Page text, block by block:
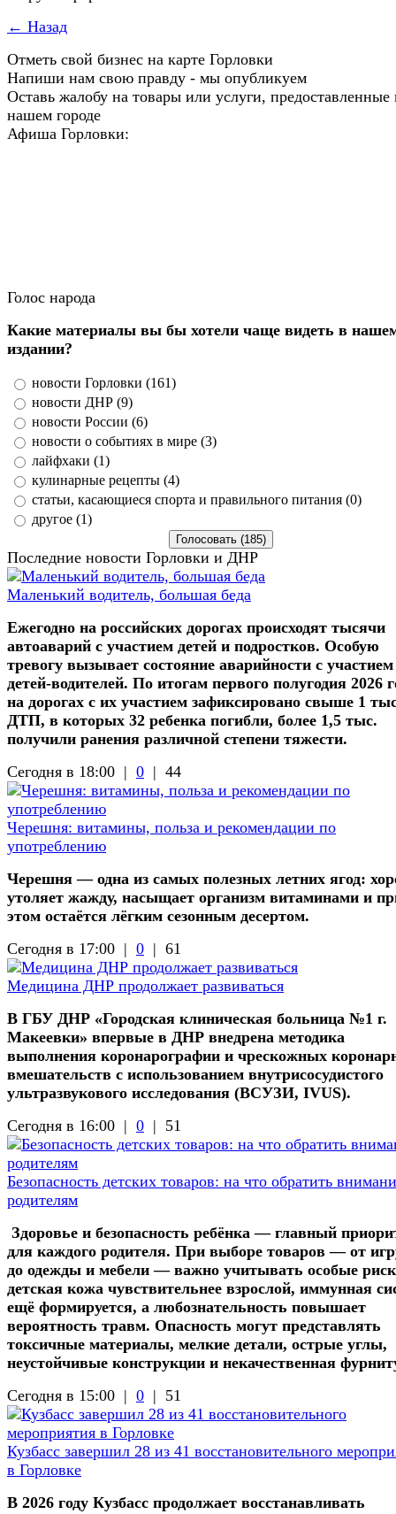
← Назад
Отметь свой бизнес на карте Горловки
Напиши нам свою правду - мы опубликуем
Оставь жалобу на товары или услуги, предоставленные
нашем городе
Афиша Горловки:
Голос народа
Какие материалы вы бы хотели чаще видеть в
издании?
новости Горловки (161)
новости ДНР (9)
новости России (6)
новости о событиях в мире (3)
лайфхаки (1)
кулинарные рецепты (4)
статьи, касающиеся спорта и правильного питания (0)
другое (1)
Последние новости Горловки и ДНР
Маленький водитель, большая беда
Ежегодно на российских дорогах происходят тысячи
автоаварий с участием детей и подростков. Особую
тревогу вызывает состояние аварийности с участием
детей-водителей. По итогам первого полугодия 2026
на дорогах с их участием зафиксировано свыше 1
ДТП, в которых 32 ребенка погибли, более 1,5 тыс.
получили ранения различной степени тяжести.
Сегодня в 18:00 | 0 | 44
Черешня: витамины, польза и рекомендации по
употреблению
Черешня — одна из самых полезных летних ягод:
утоляет жажду, насыщает организм витаминами и
этом остаётся лёгким сезонным десертом.
Сегодня в 17:00 | 0 | 61
Медицина ДНР продолжает развиваться
В ГБУ ДНР «Городская клиническая больница №1 г.
Макеевки» впервые в ДНР внедрена методика
выполнения коронарографии и чрескожных
вмешательств с использованием внутрисосудистого
ультразвукового исследования (ВСУЗИ, IVUS).
Сегодня в 16:00 | 0 | 51
Безопасность детских товаров: на что обратить
родителям
Здоровье и безопасность ребёнка — главный
для каждого родителя. При выборе товаров — от
до одежды и мебели — важно учитывать особые
детская кожа чувствительнее взрослой, иммунная
ещё формируется, а любознательность повышает
вероятность травм. Опасность могут представлять
токсичные материалы, мелкие детали, острые углы,
неустойчивые конструкции и некачественная
Сегодня в 15:00 | 0 | 51
Кузбасс завершил 28 из 41 восстановительного
в Горловке
В 2026 году Кузбасс продолжает восстанавливать